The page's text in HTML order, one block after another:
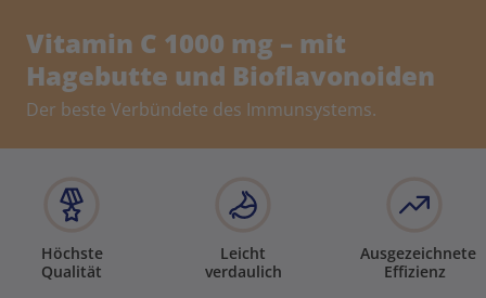
Vitamin C 1000 mg – mit
Hagebutte und Bioflavonoiden
Der beste Verbündete des Immunsystems.
Höchste
Qualität
Leicht
verdaulich
Ausgezeichnete
Effizienz